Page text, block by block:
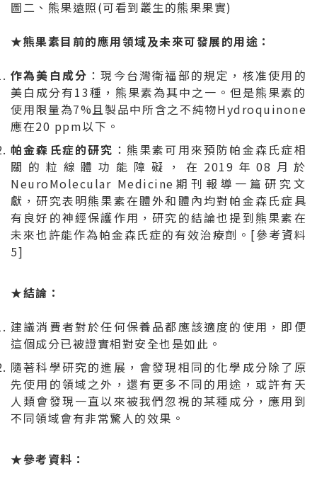
圖二、熊果遠照(可看到叢生的熊果果實)
★熊果素目前的應用領域及未來可發展的用途：
作為美白成分 ：現今台灣衛福部的規定，核准使用的
美白成分有13種，熊果素為其中之一。但是熊果素的
使用限量為7%且製品中所含之不純物Hydroquinone
應在20 ppm以下。
帕金森氏症的研究 ：熊果素可用來預防帕金森氏症相
關的粒線體功能障礙，在2019年08月於
NeuroMolecular Medicine期刊報導一篇研究文
獻，研究表明熊果素在體外和體內均對帕金森氏症具
有良好的神經保護作用，研究的結論也提到熊果素在
未來也許能作為帕金森氏症的有效治療劑。[參考資料
5]
★結論：
建議消費者對於任何保養品都應該適度的使用，即便
這個成分已被證實相對安全也是如此。
隨著科學研究的進展，會發現相同的化學成分除了原
先使用的領域之外，還有更多不同的用途，或許有天
人類會發現一直以來被我們忽視的某種成分，應用到
不同領域會有非常驚人的效果。
★參考資料：